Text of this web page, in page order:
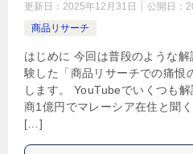
更新日： 2025年12月31日 公開日：
商品リサーチ
はじめに 今回は普段のような
験した「商品リサーチでの痛恨
します。 YouTubeでいくつも
商1億円でマレーシア在住と聞
[…]